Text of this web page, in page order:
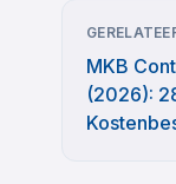
MKB
(2026):